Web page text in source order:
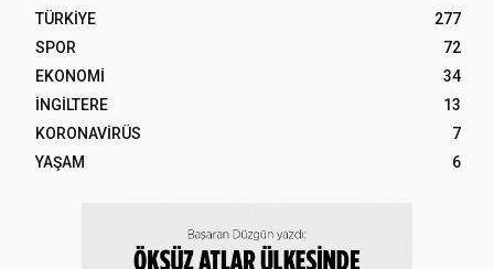
TÜRKİYE
277
SPOR
72
EKONOMİ
34
İNGİLTERE
13
KORONAVİRÜS
7
YAŞAM
6